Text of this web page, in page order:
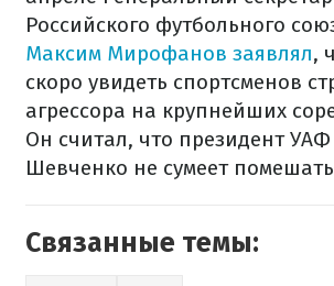
Российского футбольного
Максим Мирофанов заявлял,
скоро увидеть спортсменов
агрессора на крупнейших
Он считал, что президент
Шевченко не сумеет
Связанные темы: